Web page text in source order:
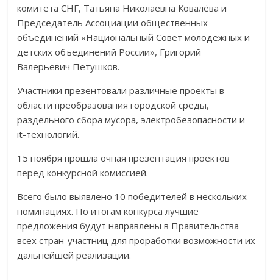
комитета СНГ, Татьяна Николаевна Ковалёва и
Председатель Ассоциации общественных
объединений «Национальный Совет молодёжных и
детских объединений России», Григорий
Валерьевич Петушков.
Участники презентовали различные проекты в
области преобразования городской среды,
раздельного сбора мусора, электробезопасности и
it-технологий.
15 ноября прошла очная презентация проектов
перед конкурсной комиссией.
Всего было выявлено 10 победителей в нескольких
номинациях. По итогам конкурса лучшие
предложения будут направлены в Правительства
всех стран-участниц для проработки возможности их
дальнейшей реализации.